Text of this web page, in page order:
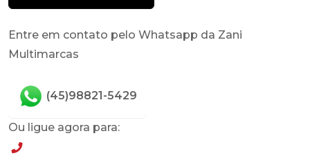
Entre em contato pelo Whatsapp da Zani
Multimarcas
(45)98821-5429
Ou ligue agora para: